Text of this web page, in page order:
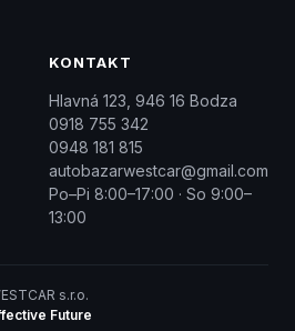
KONTAKT
Hlavná 123, 946 16 Bodza
0918 755 342
0948 181 815
autobazarwestcar@gmail.com
Po–Pi 8:00–17:00 · So 9:00–
13:00
s.r.o.
Future